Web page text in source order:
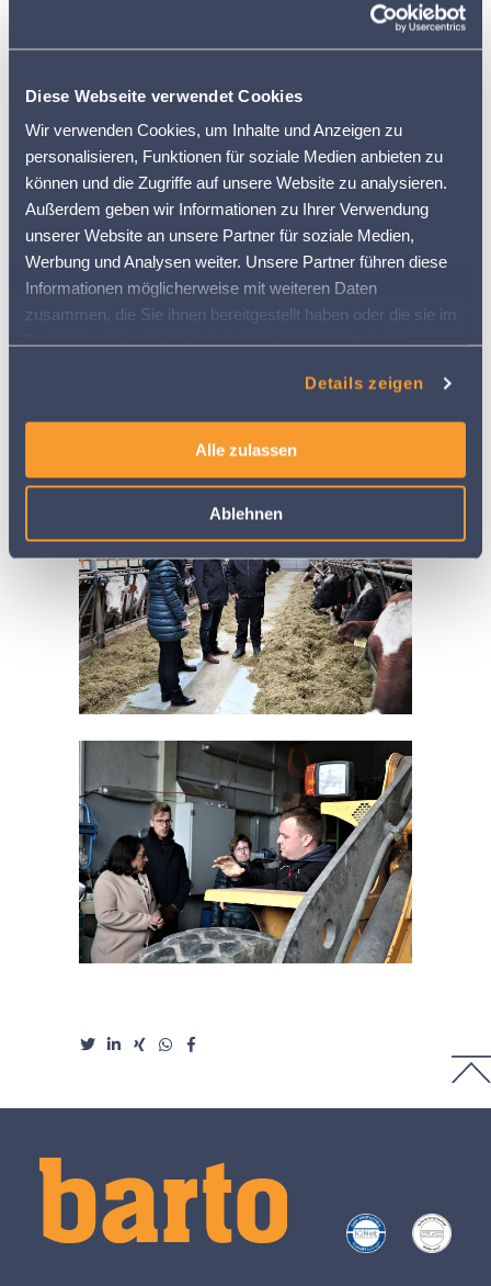
Diese Webseite verwendet Cookies
Wir verwenden Cookies, um Inhalte und Anzeigen zu
personalisieren, Funktionen für soziale Medien anbieten zu
können und die Zugriffe auf unsere Website zu analysieren.
Außerdem geben wir Informationen zu Ihrer Verwendung
unserer Website an unsere Partner für soziale Medien,
Werbung und Analysen weiter. Unsere Partner führen diese
Informationen möglicherweise mit weiteren Daten
zusammen, die Sie ihnen bereitgestellt haben oder die sie im
Rahmen Ihrer Nutzung der Dienste gesammelt haben.
Details zeigen
Alle zulassen
Ablehnen
Ackerbohnen wachsen, behalten Thomas und Marc
Grüter sowie ihre Mitarbeitenden mit Hilfe von Barto.
schon seit einiger Zeit im neuen Feldkalender. Die
Hoftour führte von den Milchkühen zu den Kälbern,
zum Maschinenpark und via Apfel-Kühlraum mit
seinem betörenden Duft bis auf den grossen
modernen Heuboden. Wir sind schon gespannt,
welche Erfahrungen von Barto in die Digitalisierung der
Schwedischen Landwirtschaft miteinfliessen werden.